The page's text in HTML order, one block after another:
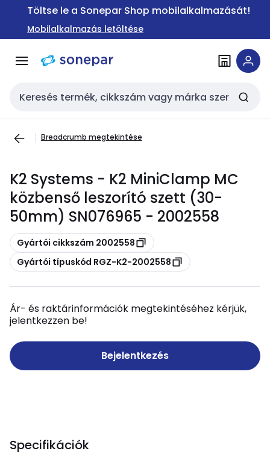
Ugrás a
Ugrás a
tartalomra
Töltse le a Sonepar Shop mobilalkalmazását!
Mobilalkalmazás letöltése
Keresési bemenet
Breadcrumb megtekintése
K2 Systems - K2 MiniClamp MC
közbenső leszorító szett (30-
50mm) SN076965 - 2002558
Másolás
Gyártói cikkszám 2002558
Másolás
Gyártói típuskód RGZ-K2-2002558
Ár- és raktárinformációk megtekintéséhez kérjük,
jelentkezzen be!
Bejelentkezés
Specifikációk